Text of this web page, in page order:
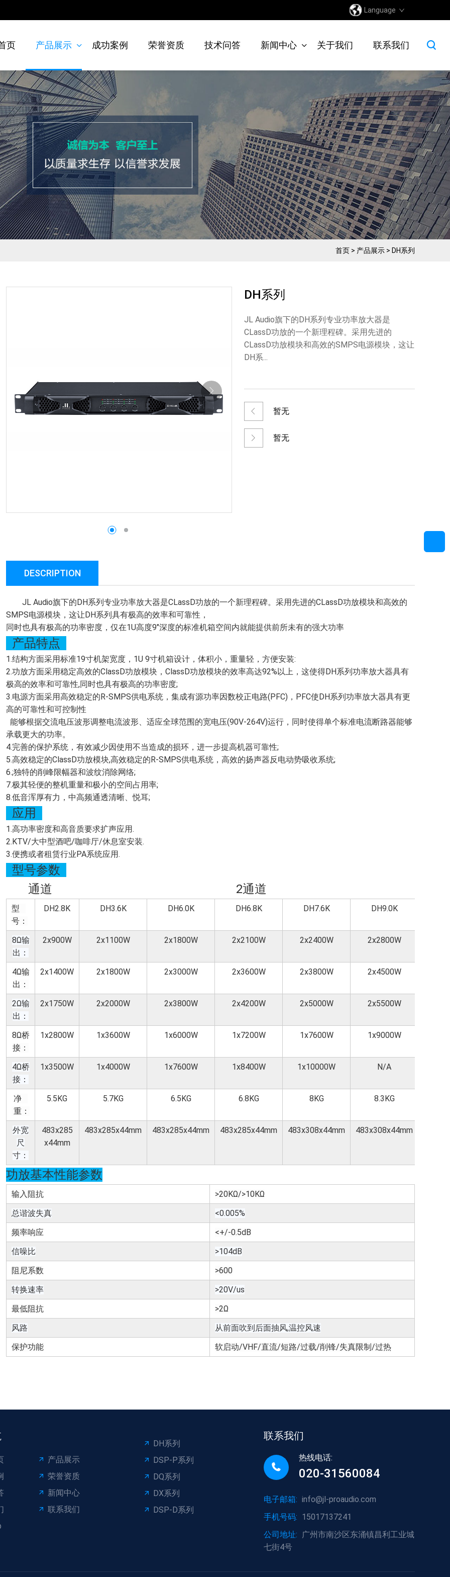
Language
页 产品展示 成功案例 荣誉资质 技术问答 新闻中心 关于我们 联系我们
首页 > 产品展示 > DH系列
DH系列
JL Audio旗下的DH系列专业功率放大器是
CLassD功放的一个新理程碑。采用先进的
CLassD功放模块和高效的SMPS电源模块，这让
DH系...
暂无
暂无
DESCRIPTION
JL Audio旗下的DH系列专业功率放大器是CLassD功放的一个新理程碑。采用先进的CLassD功放模块和高效的
SMPS电源模块，这让DH系列具有极高的效率和可靠性，
同时也具有极高的功率密度，仅在1U高度9"深度的标准机箱空间内就能提供前所未有的强大功率
产品特点
1.结构方面采用标准19寸机架宽度，1U 9寸机箱设计，体积小，重量轻，方便安装:
2.功放方面采用稳定高效的ClassD功放模块，ClassD功放模块的效率高达92%以上，这使得DH系列功率放大器具有
极高的效率和可靠性,同时也具有极高的功率密度;
3.电源方面采用高效稳定的R-SMPS供电系统，集成有源功率因数校正电路(PFC)，PFC使DH系列功率放大器具有更
高的可靠性和可控制性
能够根据交流电压波形调整电流波形、适应全球范围的宽电压(90V-264V)运行，同时使得单个标准电流断路器能够
承载更大的功率。
4.完善的保护系统，有效减少因使用不当造成的损环，进一步提高机器可靠性;
5.高效稳定的ClassD功放模块,高效稳定的R-SMPS供电系统，高效的扬声器反电动势吸收系统;
6.;独特的削峰限幅器和波纹消除网络;
7.极其轻便的整机重量和极小的空间占用率;
8.低音浑厚有力，中高频通透清晰、悦耳;
应用
1.高功率密度和高音质要求扩声应用.
2.KTV/大中型酒吧/咖啡厅/休息室安装.
3.便携或者租赁行业PA系统应用.
型号参数
通道 2通道 丨
型
号：
DH2.8K DH3.6K DH6.0K DH6.8K DH7.6K DH9.0K
8Ω输
出：
2x900W 2x1100W 2x1800W 2x2100W 2x2400W 2x2800W
4Ω输
出：
2x1400W 2x1800W 2x3000W 2x3600W 2x3800W 2x4500W
2Ω输
出：
2x1750W 2x2000W 2x3800W 2x4200W 2x5000W 2x5500W
8Ω桥
接：
1x2800W 1x3600W 1x6000W 1x7200W 1x7600W 1x9000W
4Ω桥
接：
1x3500W 1x4000W 1x7600W 1x8400W 1x10000W N/A
净
重：
5.5KG 5.7KG 6.5KG 6.8KG 8KG 8.3KG
外宽
尺
寸：
483x285
x44mm
483x285x44mm 483x285x44mm 483x285x44mm 483x308x44mm 483x308x44mm
功放基本性能参数
输入阻抗
>20KΩ/>10KΩ
总谐波失真
<0.005%
频率响应
<+/-0.5dB
信噪比
>104dB
阻尼系数
>600
转换速率
>20V/us
最低阻抗
>2Ω
风路
从前面吹到后面抽风,温控风速
保护功能
软启动/VHF/直流/短路/过载/削锋/失真限制/过热
产品展示
荣誉资质
新闻中心
联系我们
DH系列
DSP-P系列
DQ系列
DX系列
DSP-D系列
联系我们
热线电话:
020-31560084
电子邮箱: info@jl-proaudio.com
手机号码: 15017137241
公司地址: 广州市南沙区东涌镇昌利工业城
七街4号